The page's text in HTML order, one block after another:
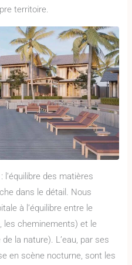
territoire.
des matières
dans le détail. Nous
à l’équilibre entre le
les cheminements) et le
la nature). L’eau, par ses
en scène nocturne, sont les